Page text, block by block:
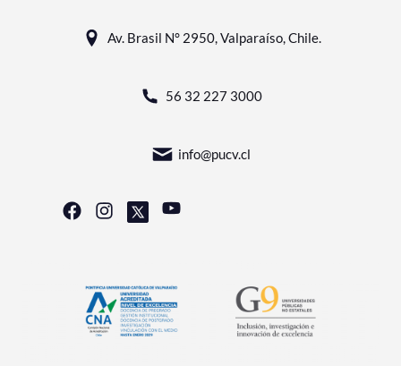
Av. Brasil N° 2950, Valparaíso, Chile.
56 32 227 3000
info@pucv.cl